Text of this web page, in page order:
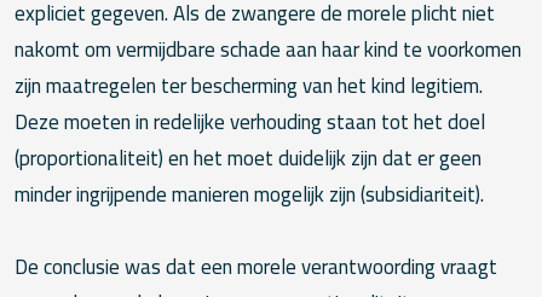
expliciet gegeven. Als de zwangere de morele plicht niet
nakomt om vermijdbare schade aan haar kind te voorkomen
zijn maatregelen ter bescherming van het kind legitiem.
Deze moeten in redelijke verhouding staan tot het doel
(proportionaliteit) en het moet duidelijk zijn dat er geen
minder ingrijpende manieren mogelijk zijn (subsidiariteit).
De conclusie was dat een morele verantwoording vraagt